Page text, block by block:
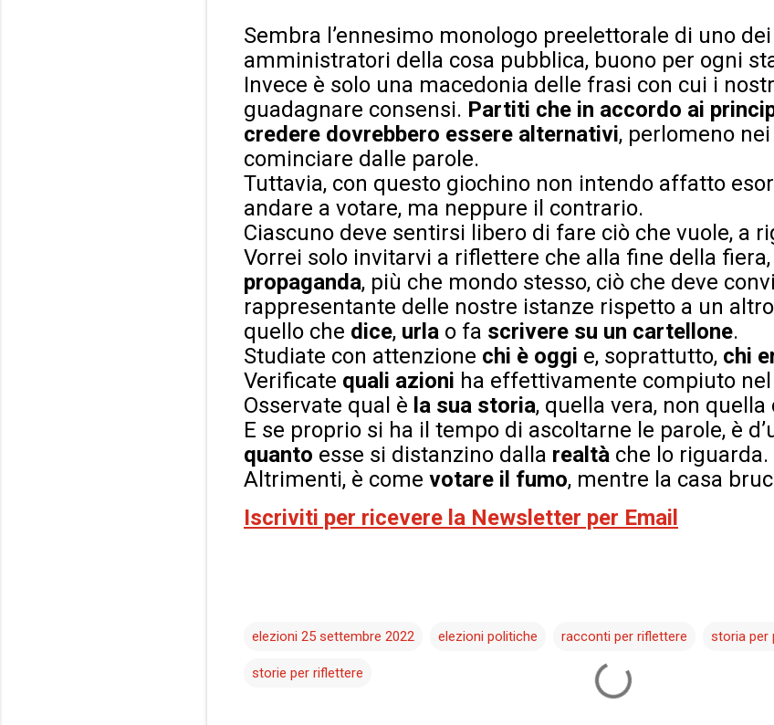
Sembra l’ennesimo monologo preelettorale di uno
amministratori della cosa pubblica, buono per ogni
Invece è solo una macedonia delle frasi con cui i
guadagnare consensi. Partiti che in accordo ai
credere dovrebbero essere alternativi, perlomeno
cominciare dalle parole.
Tuttavia, con questo giochino non intendo affatto
andare a votare, ma neppure il contrario.
Ciascuno deve sentirsi libero di fare ciò che vuole, a
Vorrei solo invitarvi a riflettere che alla fine della
propaganda, più che mondo stesso, ciò che deve
rappresentante delle nostre istanze rispetto a un
quello che dice, urla o fa scrivere su un cartellone.
Studiate con attenzione chi è oggi e, soprattutto, chi
Verificate quali azioni ha effettivamente compiuto
Osservate qual è la sua storia, quella vera, non
E se proprio si ha il tempo di ascoltarne le parole, è
quanto esse si distanzino dalla realtà che lo riguarda.
Altrimenti, è come votare il fumo, mentre la casa
Iscriviti per ricevere la Newsletter per Email
elezioni 25 settembre 2022 elezioni politiche racconti per riflettere storia per
storie per riflettere